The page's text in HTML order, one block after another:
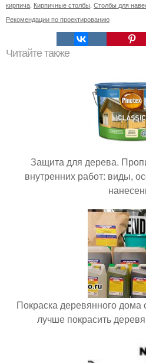
кирпича Кирпичные столбы Столбы для
Рекомендации по проектированию
Читайте также
Защита для дерева.
внутренних работ: виды,
Покраска деревянного дома
лучше покрасить